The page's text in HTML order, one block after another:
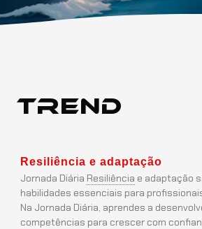
Trend
Resiliência e adaptação
Jornada Diária Resiliência e adaptação
habilidades essenciais para
Na Jornada Diária, aprendes a
competências para crescer com